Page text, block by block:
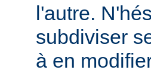
l'autre.
subdiviser
à en